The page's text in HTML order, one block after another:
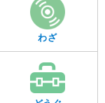
わざ